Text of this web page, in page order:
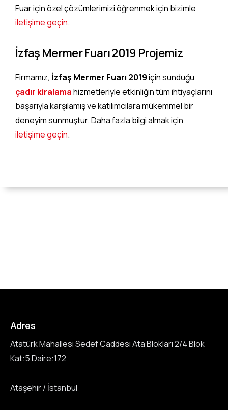
Fuar için özel çözümlerimizi öğrenmek için bizimle
iletişime geçin.
İzfaş Mermer Fuarı 2019 Projemiz
Firmamız, İzfaş Mermer Fuarı 2019için sunduğu
çadır kiralamahizmetleriyle etkinliğin tüm ihtiyaçlarını
başarıyla karşılamış ve katılımcılara mükemmel bir
deneyim sunmuştur. Daha fazla bilgi almak için
iletişime geçin.
Adres
Atatürk Mahallesi Sedef Caddesi Ata Blokları 2/4 Blok
Kat:5 Daire:172
Ataşehir / İstanbul